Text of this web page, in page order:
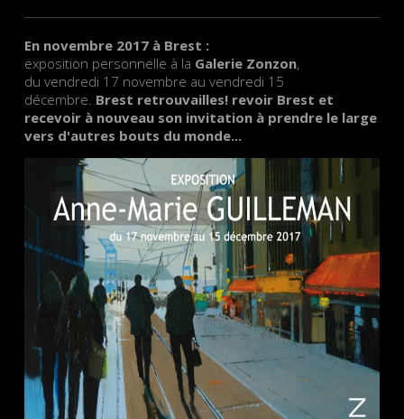
En novembre 2017 à Brest :
exposition personnelle à la Galerie Zonzon,
du vendredi 17 novembre au vendredi 15
décembre. Brest retrouvailles! revoir Brest et
recevoir à nouveau son invitation à prendre le large
vers d'autres bouts du monde...